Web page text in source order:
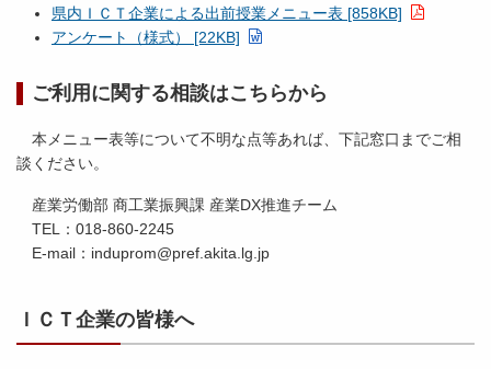
県内ＩＣＴ企業による出前授業メニュー表 [858KB]
アンケート（様式） [22KB]
ご利用に関する相談はこちらから
本メニュー表等について不明な点等あれば、下記窓口までご相
談ください。
産業労働部 商工業振興課 産業DX推進チーム
TEL：018-860-2245
E-mail：induprom@pref.akita.lg.jp
ＩＣＴ企業の皆様へ